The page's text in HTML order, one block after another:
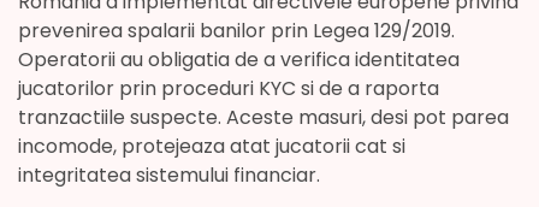
prevenirea spalarii banilor prin Legea 129/2019.
Operatorii au obligatia de a verifica identitatea
jucatorilor prin proceduri KYC si de a raporta
tranzactiile suspecte. Aceste masuri, desi pot parea
incomode, protejeaza atat jucatorii cat si
integritatea sistemului financiar.